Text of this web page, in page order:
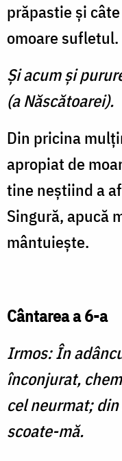
prăpastie şi
omoare sufletul.
Şi acum şi
(a Născătoarei).
Din pricina
apropiat de
tine neştiind a
Singură, apucă
mântuieşte.
Cântarea a 6-a
Irmos: În
înconjurat,
cel neurmat;
scoate-mă.